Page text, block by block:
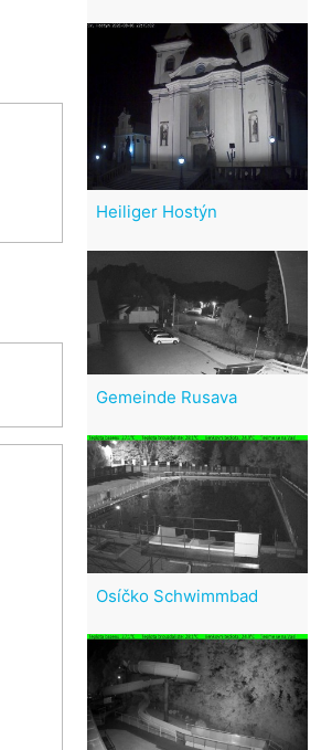
Heiliger Hostýn
Gemeinde Rusava
Osíčko Schwimmbad